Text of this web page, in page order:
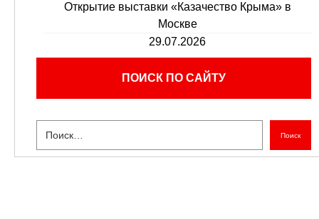
Открытие выставки «Казачество Крыма» в
Москве
29.07.2026
ПОИСК ПО САЙТУ
Поиск